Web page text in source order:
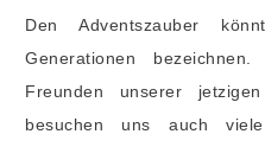
Den Adventszauber
Generationen
Freunden unserer
besuchen uns auch